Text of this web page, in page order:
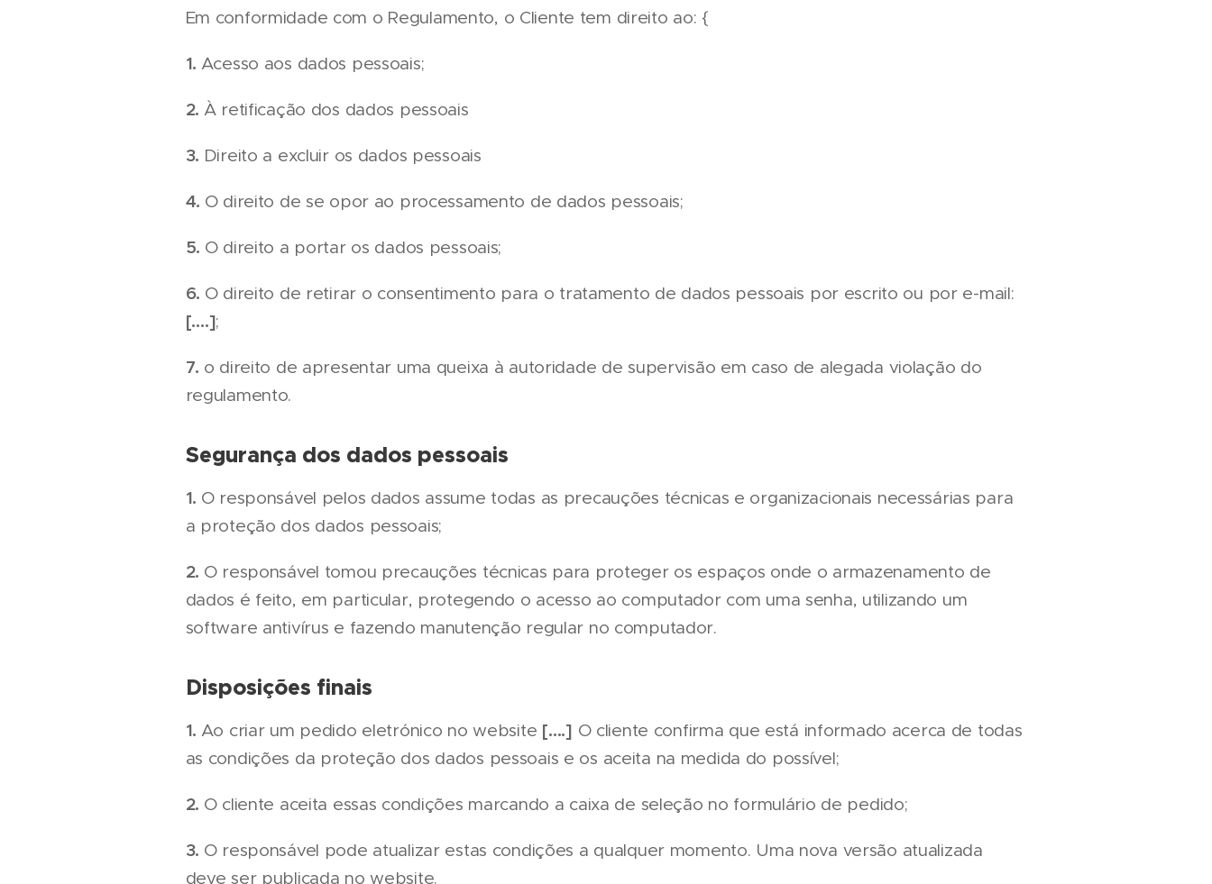
Em conformidade com o Regulamento, o Cliente tem direito ao: {
1. Acesso aos dados pessoais;
2. À retificação dos dados pessoais
3. Direito a excluir os dados pessoais
4. O direito de se opor ao processamento de dados pessoais;
5. O direito a portar os dados pessoais;
6. O direito de retirar o consentimento para o tratamento de dados pessoais por escrito ou por e-mail:
[….];
7. o direito de apresentar uma queixa à autoridade de supervisão em caso de alegada violação do
regulamento.
Segurança dos dados pessoais
1. O responsável pelos dados assume todas as precauções técnicas e organizacionais necessárias para
a proteção dos dados pessoais;
2. O responsável tomou precauções técnicas para proteger os espaços onde o armazenamento de
dados é feito, em particular, protegendo o acesso ao computador com uma senha, utilizando um
software antivírus e fazendo manutenção regular no computador.
Disposições finais
1. Ao criar um pedido eletrónico no website [….] O cliente confirma que está informado acerca de todas
as condições da proteção dos dados pessoais e os aceita na medida do possível;
2. O cliente aceita essas condições marcando a caixa de seleção no formulário de pedido;
3. O responsável pode atualizar estas condições a qualquer momento. Uma nova versão atualizada
deve ser publicada no website.